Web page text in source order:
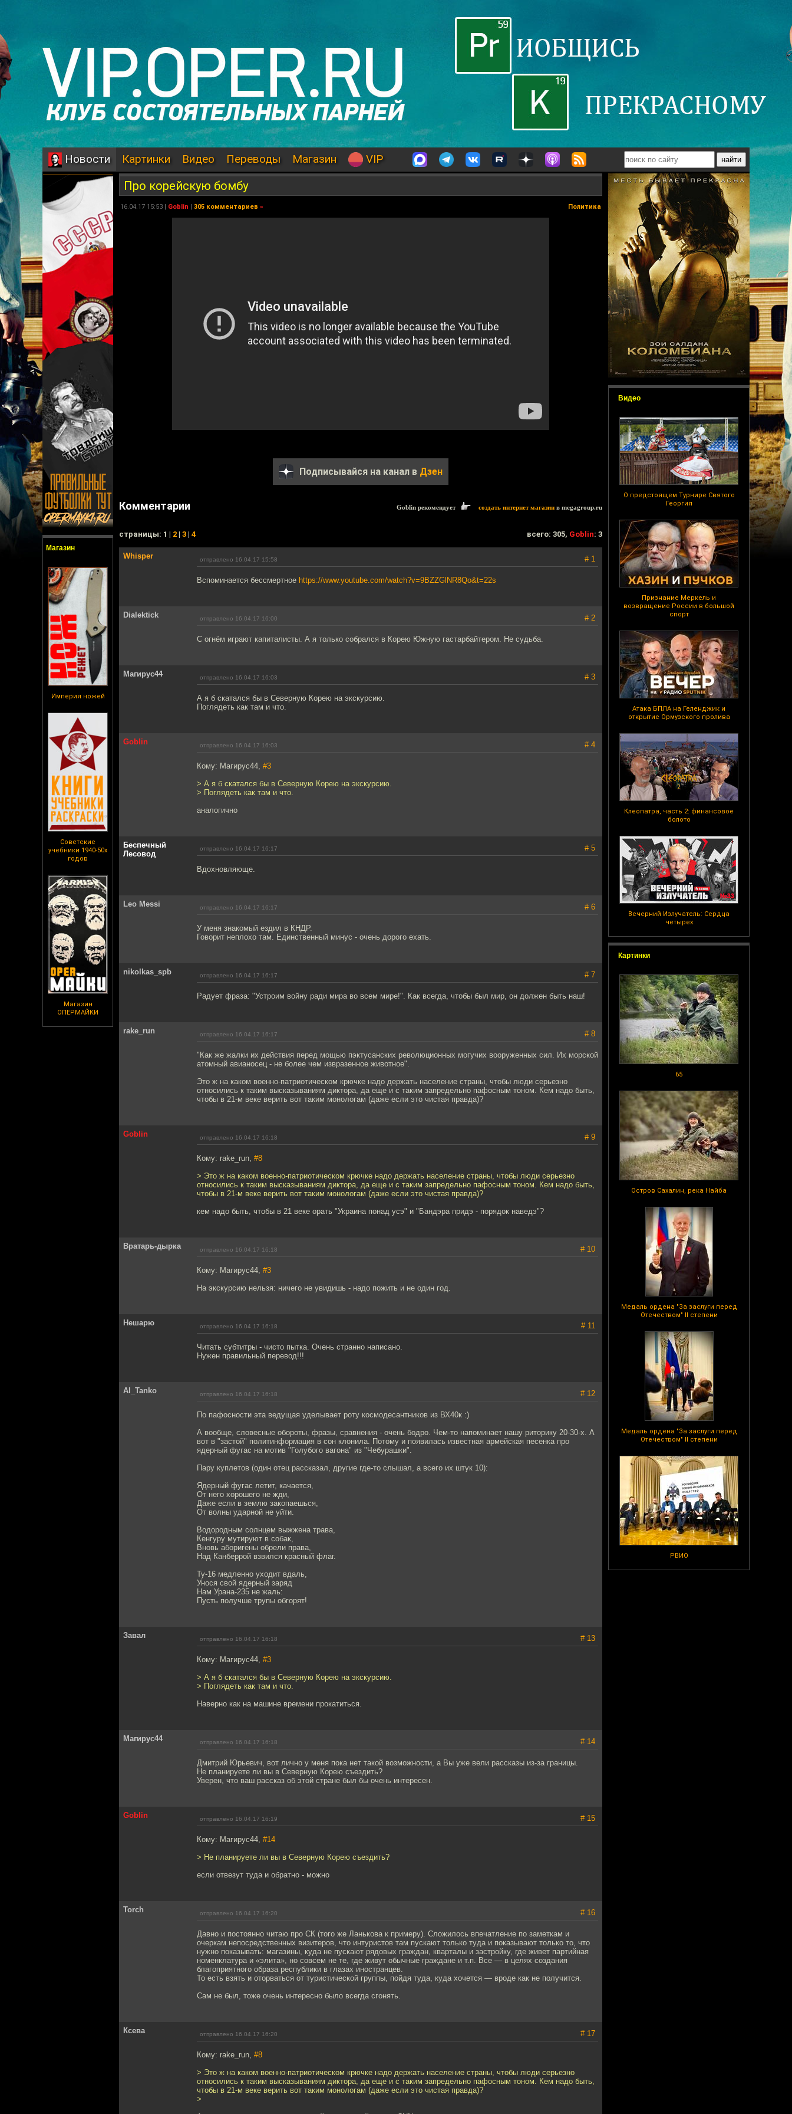
Новости Картинки Видео Переводы Магазин VIP
Магазин
Империя ножей
Советские
учебники 1940-50х
годов
Магазин
ОПЕРМАЙКИ
Видео
О предстоящем Турнире Святого
Георгия
Признание Меркель и
возвращение России в большой
спорт
Атака БПЛА на Геленджик и
открытие Ормузского пролива
Клеопатра, часть 2: финансовое
болото
Вечерний Излучатель: Сердца
четырех
Картинки
65
Остров Сахалин, река Найба
Медаль ордена "За заслуги перед
Отечеством" II степени
Медаль ордена "За заслуги перед
Отечеством" II степени
РВИО
Про корейскую бомбу
16.04.17 15:53 | Goblin | 305 комментариев » Политика
Подписывайся на канал в Дзен
Комментарии Goblin рекомендует создать интернет магазин в megagroup.ru
cтраницы: 1 | 2 | 3 | 4 всего: 305, Goblin: 3
Whisper отправлено 16.04.17 15:58 # 1
Вспоминается бессмертное https://www.youtube.com/watch?v=9BZZGlNR8Qo&t=22s
Dialektick отправлено 16.04.17 16:00 # 2
С огнём играют капиталисты. А я только собрался в Корею Южную гастарбайтером. Не судьба.
Магирус44 отправлено 16.04.17 16:03 # 3
А я б скатался бы в Северную Корею на экскурсию.
Поглядеть как там и что.
Goblin отправлено 16.04.17 16:03 # 4
Кому: Магирус44, #3
> А я б скатался бы в Северную Корею на экскурсию.
> Поглядеть как там и что.
аналогично
Беспечный
Лесовод
отправлено 16.04.17 16:17 # 5
Вдохновляюще.
Leo Messi отправлено 16.04.17 16:17 # 6
У меня знакомый ездил в КНДР.
Говорит неплохо там. Единственный минус - очень дорого ехать.
nikolkas_spb отправлено 16.04.17 16:17 # 7
Радует фраза: "Устроим войну ради мира во всем мире!". Как всегда, чтобы был мир, он должен быть наш!
rake_run отправлено 16.04.17 16:17 # 8
"Как же жалки их действия перед мощью пэктусанских революционных могучих вооруженных сил. Их морской
атомный авианосец - не более чем извразенное животное".
Это ж на каком военно-патриотическом крючке надо держать население страны, чтобы люди серьезно
относились к таким высказываниям диктора, да еще и с таким запредельно пафосным тоном. Кем надо быть,
чтобы в 21-м веке верить вот таким монологам (даже если это чистая правда)?
Goblin отправлено 16.04.17 16:18 # 9
Кому: rake_run, #8
> Это ж на каком военно-патриотическом крючке надо держать население страны, чтобы люди серьезно
относились к таким высказываниям диктора, да еще и с таким запредельно пафосным тоном. Кем надо быть,
чтобы в 21-м веке верить вот таким монологам (даже если это чистая правда)?
кем надо быть, чтобы в 21 веке орать "Украина понад усэ" и "Бандэра придэ - порядок наведэ"?
Вратарь-дырка отправлено 16.04.17 16:18 # 10
Кому: Магирус44, #3
На экскурсию нельзя: ничего не увидишь - надо пожить и не один год.
Нешарю отправлено 16.04.17 16:18 # 11
Читать субтитры - чисто пытка. Очень странно написано.
Нужен правильный перевод!!!
Al_Tanko отправлено 16.04.17 16:18 # 12
По пафосности эта ведущая уделывает роту космодесантников из ВХ40к :)
А вообще, словесные обороты, фразы, сравнения - очень бодро. Чем-то напоминает нашу риторику 20-30-х. А
вот в "застой" политинформация в сон клонила. Потому и появилась известная армейская песенка про
ядерный фугас на мотив "Голубого вагона" из "Чебурашки".
Пару куплетов (один отец рассказал, другие где-то слышал, а всего их штук 10):
Ядерный фугас летит, качается,
От него хорошего не жди,
Даже если в землю закопаешься,
От волны ударной не уйти.
Водородным солнцем выжжена трава,
Кенгуру мyтиpyют в собак,
Вновь аборигены обрели права,
Над Канберрой взвился красный флаг.
Ту-16 медленно уходит вдаль,
Унося свой ядерный заряд
Нам Урана-235 не жаль:
Пусть получше трупы обгорят!
Завал отправлено 16.04.17 16:18 # 13
Кому: Магирус44, #3
> А я б скатался бы в Северную Корею на экскурсию.
> Поглядеть как там и что.
Наверно как на машине времени прокатиться.
Магирус44 отправлено 16.04.17 16:18 # 14
Дмитрий Юрьевич, вот лично у меня пока нет такой возможности, а Вы уже вели рассказы из-за границы.
Не планируете ли вы в Северную Корею съездить?
Уверен, что ваш рассказ об этой стране был бы очень интересен.
Goblin отправлено 16.04.17 16:19 # 15
Кому: Магирус44, #14
> Не планируете ли вы в Северную Корею съездить?
если отвезут туда и обратно - можно
Torch отправлено 16.04.17 16:20 # 16
Давно и постоянно читаю про СК (того же Ланькова к примеру). Сложилось впечатление по заметкам и
очеркам непосредственных визитеров, что интуристов там пускают только туда и показывают только то, что
нужно показывать: магазины, куда не пускают рядовых граждан, кварталы и застройку, где живет партийная
номенклатура и «элита», но совсем не те, где живут обычные граждане и т.п. Все — в целях создания
благоприятного образа республики в глазах иностранцев.
То есть взять и оторваться от туристической группы, пойдя туда, куда хочется — вроде как не получится.
Сам не был, тоже очень интересно было всегда сгонять.
Ксева отправлено 16.04.17 16:20 # 17
Кому: rake_run, #8
> Это ж на каком военно-патриотическом крючке надо держать население страны, чтобы люди серьезно
относились к таким высказываниям диктора, да еще и с таким запредельно пафосным тоном. Кем надо быть,
чтобы в 21-м веке верить вот таким монологам (даже если это чистая правда)?
>